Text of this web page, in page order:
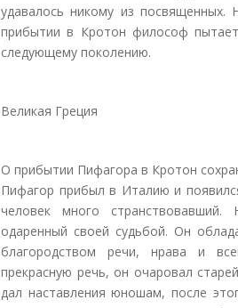
удавалось никому из
прибытии в Кротон философ
следующему поколению.
Великая Греция
О прибытии Пифагора в Кротон
Пифагор прибыл в Италию и
человек много
одаренный своей судьбой. Он
благородством речи, нрава и
прекрасную речь, он очаровал
дал наставления юношам, после